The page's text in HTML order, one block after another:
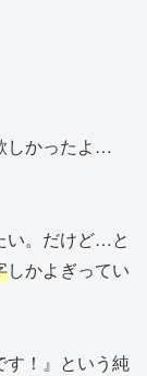
しかったよ…
い。だけど…と
しかよぎってい
す！』という純